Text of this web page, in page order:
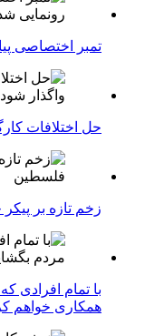
تمبر اختصاصی
حل اختلافات
زخم تازه بر
با تمام افرادی
همکاری خواهم